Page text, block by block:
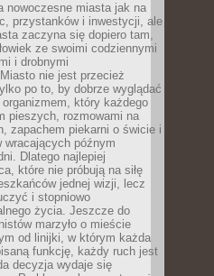
nowoczesne miasta jak na
przystanków i inwestycji, ale
zaczyna się dopiero tam,
ze swoimi codziennymi
i drobnymi
nie jest przecież
po to, by dobrze wyglądać
który każdego
pieszych, rozmowami na
zapachem piekarni o świcie i
wracających późnym
Dlatego najlepiej
które nie próbują na siłę
jednej wizji, lecz
i stopniowo
życia. Jeszcze do
marzyło o mieście
od linijki, w którym każda
funkcję, każdy ruch jest
decyzja wydaje się